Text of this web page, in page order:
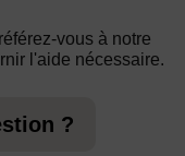
vous à notre
l'aide nécessaire.
?